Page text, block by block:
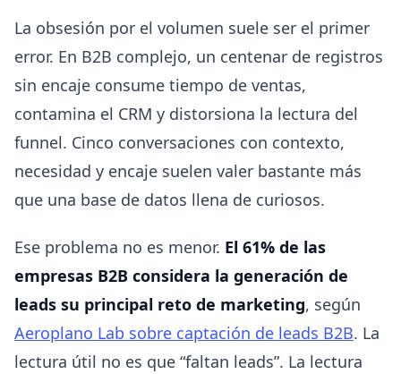
La obsesión por el volumen suele ser el primer
error. En B2B complejo, un centenar de registros
sin encaje consume tiempo de ventas,
contamina el CRM y distorsiona la lectura del
funnel. Cinco conversaciones con contexto,
necesidad y encaje suelen valer bastante más
que una base de datos llena de curiosos.
Ese problema no es menor. El 61% de las
empresas B2B considera la generación de
leads su principal reto de marketing, según
Aeroplano Lab sobre captación de leads B2B. La
lectura útil no es que “faltan leads”. La lectura